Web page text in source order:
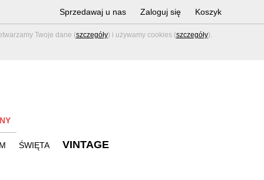
Twoje dane (szczegóły) i używamy cookies (szczegóły).
Sprzedawaj u nas Zaloguj się Koszyk
ŚWIĘTA VINTAGE